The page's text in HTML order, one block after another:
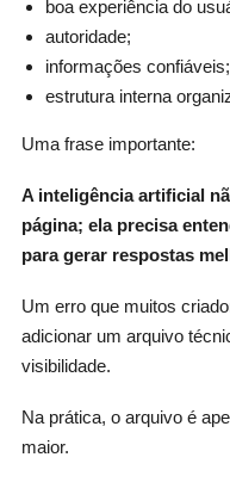
boa experiência do
autoridade;
informações confiáveis;
estrutura interna
Uma frase importante:
A inteligência artificial
página; ela precisa
para gerar respostas
Um erro que muitos
adicionar um arquivo
visibilidade.
Na prática, o arquivo é
maior.